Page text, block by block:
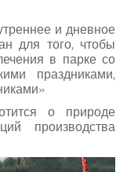
и дневное
для того, чтобы
в парке со
праздниками,
о природе
производства